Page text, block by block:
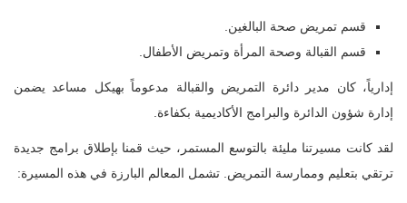
قسم تمريض صحة البالغين.
قسم القبالة وصحة المرأة وتمريض الأطفال.
إدارياً، كان مدير دائرة التمريض والقبالة مدعوماً بهيكل مساعد يضمن
إدارة شؤون الدائرة والبرامج الأكاديمية بكفاءة.
لقد كانت مسيرتنا مليئة بالتوسع المستمر، حيث قمنا بإطلاق برامج جديدة
ترتقي بتعليم وممارسة التمريض. تشمل المعالم البارزة في هذه المسيرة: